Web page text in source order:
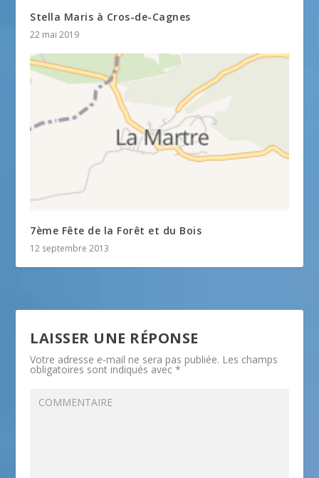
Stella Maris à Cros-de-Cagnes
22 mai 2019
7ème Fête de la Forêt et du Bois
12 septembre 2013
LAISSER UNE RÉPONSE
Votre adresse e-mail ne sera pas publiée. Les champs
obligatoires sont indiqués avec*